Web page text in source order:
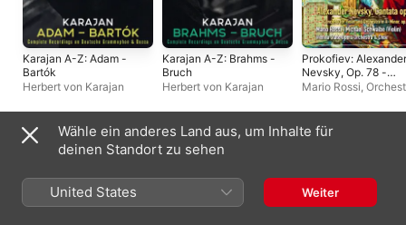
Karajan A-Z: Adam -
Bartók
Herbert von Karajan
Karajan A-Z: Brahms -
Bruch
Herbert von Karajan
Prokofiev: Alexander
Nevsky, Op. 78 -
Glazunov: Violin
Op. 82
Mario Rossi,
Live-Alben
Wähle ein anderes Land aus, um Inhalte für
deinen Standort zu sehen
United States Weiter